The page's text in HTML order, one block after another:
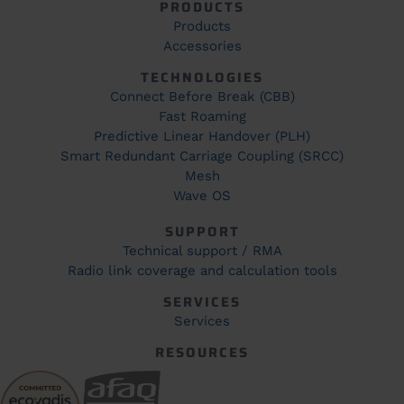
PRODUCTS
Products
Accessories
TECHNOLOGIES
Connect Before Break (CBB)
Fast Roaming
Predictive Linear Handover (PLH)
Smart Redundant Carriage Coupling (SRCC)
Mesh
Wave OS
SUPPORT
Technical support / RMA
Radio link coverage and calculation tools
SERVICES
Services
RESOURCES